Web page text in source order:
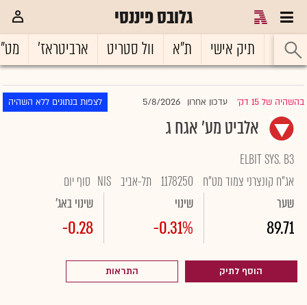
גלובס פיננסי
ראשי תיק אישי ת"א וול סטריט ארביטראז'
בהשהיה של 15 דק' |עדכון אחרון 5/8/2026 לצפות בנתונים ללא השהיה
אלביט מע' אגח ג
ELBIT SYS. B3
אג"ח קונצרני צמוד מט"ח
1178250 תל-אביב NIS סוף יום
שער
89.71
שינוי
-0.31%
שינוי באג'
-0.28
הוסף לתיק התראות